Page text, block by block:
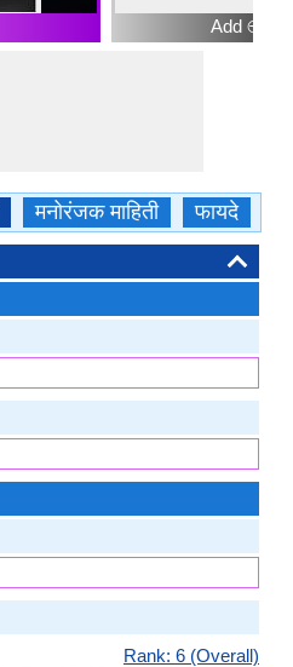
Add ⊕
मनोरंजक माहिती फायदे
Rank: 6 (Overall)